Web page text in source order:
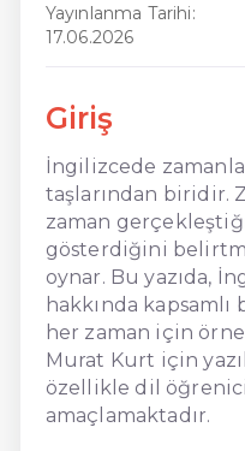
Yayınlanma Tarihi:
17.06.2026
Giriş
İngilizcede
taşlarından biridir.
zaman
gösterdiğini
oynar. Bu yazıda,
hakkında
her zaman için
Murat Kurt için
özellikle dil
amaçlamaktadır.